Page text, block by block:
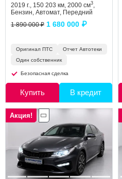
2019 г., 150 203 км, 2000 см3,
Бензин, Автомат, Передний
1 890 000 ₽ 1 680 000 ₽
Оригинал ПТС
Отчет Автотеки
Один собственник
Безопасная сделка
Купить В кредит
Акция!